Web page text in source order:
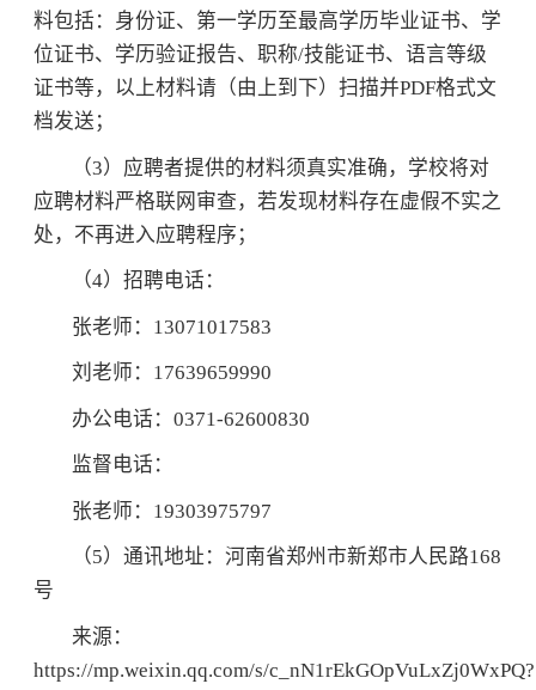
料包括：身份证、第一学历至最高学历毕业证书、学
位证书、学历验证报告、职称/技能证书、语言等级
证书等，以上材料请（由上到下）扫描并PDF格式文
档发送；
（3）应聘者提供的材料须真实准确，学校将对
应聘材料严格联网审查，若发现材料存在虚假不实之
处，不再进入应聘程序；
（4）招聘电话：
张老师：13071017583
刘老师：17639659990
办公电话：0371-62600830
监督电话：
张老师：19303975797
（5）通讯地址：河南省郑州市新郑市人民路168
号
来源：
https://mp.weixin.qq.com/s/c_nN1rEkGOpVuLxZj0WxPQ?